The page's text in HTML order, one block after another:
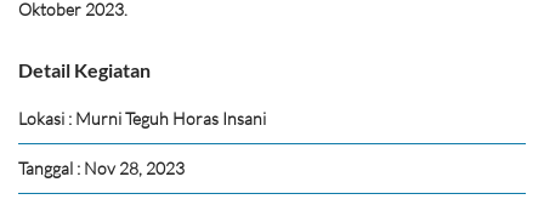
Oktober 2023.
Detail Kegiatan
Lokasi : Murni Teguh Horas Insani
Tanggal : Nov 28, 2023